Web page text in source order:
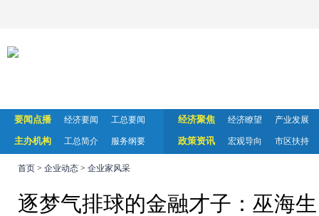
要闻点播 经济要闻 工总要闻
主办机构 工总简介 服务纲要
经济聚焦 经济瞭望 产业发展
政策资讯 宏观导向 市区扶持
首页 > 企业动态 > 企业家风采
逐梦气排球的金融才子：巫海生